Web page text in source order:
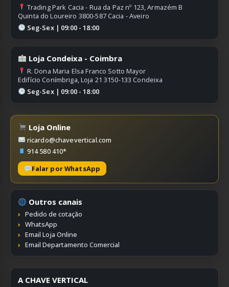
Trading Park Cacia - Rua da Paz nº 123, Armazém B
Quinta do Loureiro 3800-587 Cacia - Aveiro
Seg-Sex | 09:00 - 18:00
Loja Condeixa - Coimbra
R. Dona Maria Elsa Franco Sotto Mayor
Edifício Conímbriga, Loja 21 3150-133 Condeixa
Seg-Sex | 09:00 - 18:00
Loja Online
ricardo@chavevertical.com
914 580 410*
Falar por WhatsApp
Outros canais
Pedido de cotação
WhatsApp
Email Loja Online
Email Departamento Comercial
A CHAVE VERTICAL